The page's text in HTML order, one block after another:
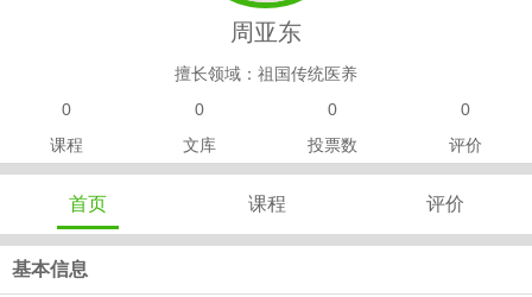
周亚东
擅长领域：祖国传统医养
0
0 0
0
课程
文库 投票数 评价
首页 课程 评价
基本信息